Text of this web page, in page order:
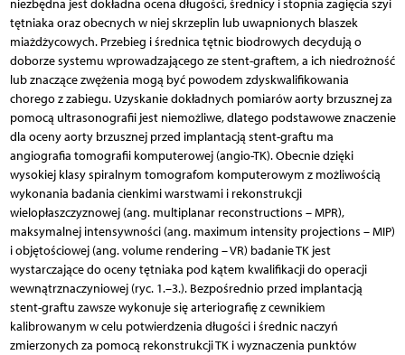
niezbędna jest dokładna ocena długości, średnicy i stopnia zagięcia szyi
tętniaka oraz obecnych w niej skrzeplin lub uwapnionych blaszek
miażdżycowych. Przebieg i średnica tętnic biodrowych decydują o
doborze systemu wprowadzającego ze stent-graftem, a ich niedrożność
lub znaczące zwężenia mogą być powodem zdyskwalifikowania
chorego z zabiegu. Uzyskanie dokładnych pomiarów aorty brzusznej za
pomocą ultrasonografii jest niemożliwe, dlatego podstawowe znaczenie
dla oceny aorty brzusznej przed implantacją stent-graftu ma
angiografia tomografii komputerowej (angio-TK). Obecnie dzięki
wysokiej klasy spiralnym tomografom komputerowym z możliwością
wykonania badania cienkimi warstwami i rekonstrukcji
wielopłaszczyznowej (ang. multiplanar reconstructions – MPR),
maksymalnej intensywności (ang. maximum intensity projections – MIP)
i objętościowej (ang. volume rendering – VR) badanie TK jest
wystarczające do oceny tętniaka pod kątem kwalifikacji do operacji
wewnątrznaczyniowej (ryc. 1.–3.). Bezpośrednio przed implantacją
stent-graftu zawsze wykonuje się arteriografię z cewnikiem
kalibrowanym w celu potwierdzenia długości i średnic naczyń
zmierzonych za pomocą rekonstrukcji TK i wyznaczenia punktów